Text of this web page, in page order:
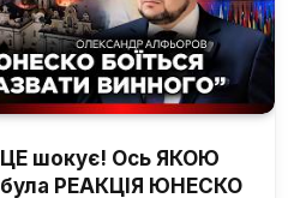
ЦЕ шокує! Ось ЯКОЮ
була РЕАКЦІЯ ЮНЕСКО